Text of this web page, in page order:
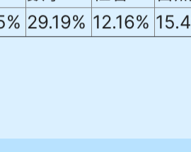
29.19% 12.16%